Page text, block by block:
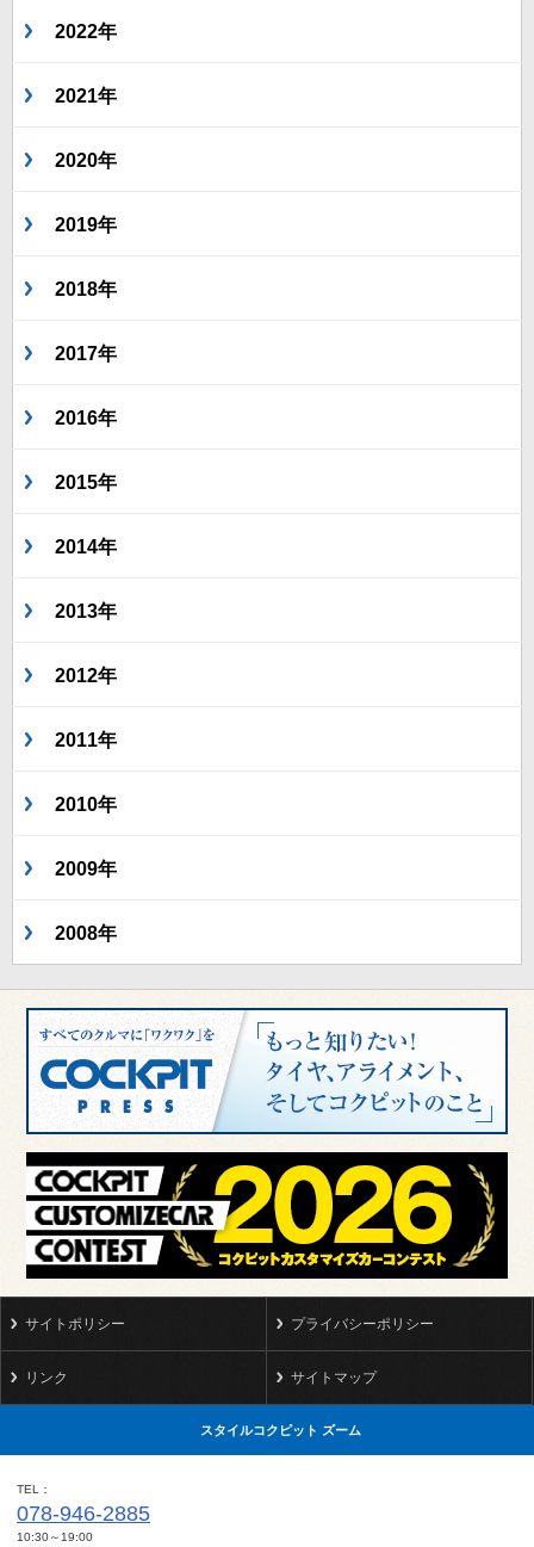
2022年
2021年
2020年
2019年
2018年
2017年
2016年
2015年
2014年
2013年
2012年
2011年
2010年
2009年
2008年
サイトポリシー プライバシーポリシー
リンク サイトマップ
スタイルコクピット ズーム
TEL
078-946-2885
10:30～19:00